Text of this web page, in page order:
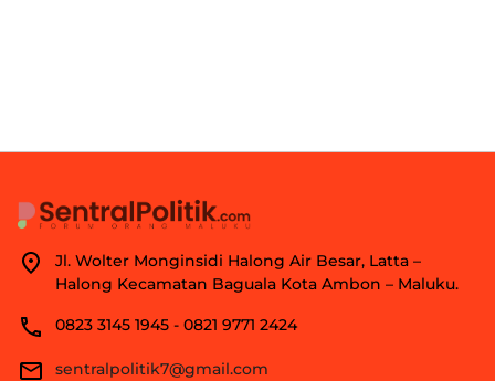
Jl. Wolter Monginsidi Halong Air Besar, Latta –
Halong Kecamatan Baguala Kota Ambon – Maluku.
0823 3145 1945 - 0821 9771 2424
sentralpolitik7@gmail.com